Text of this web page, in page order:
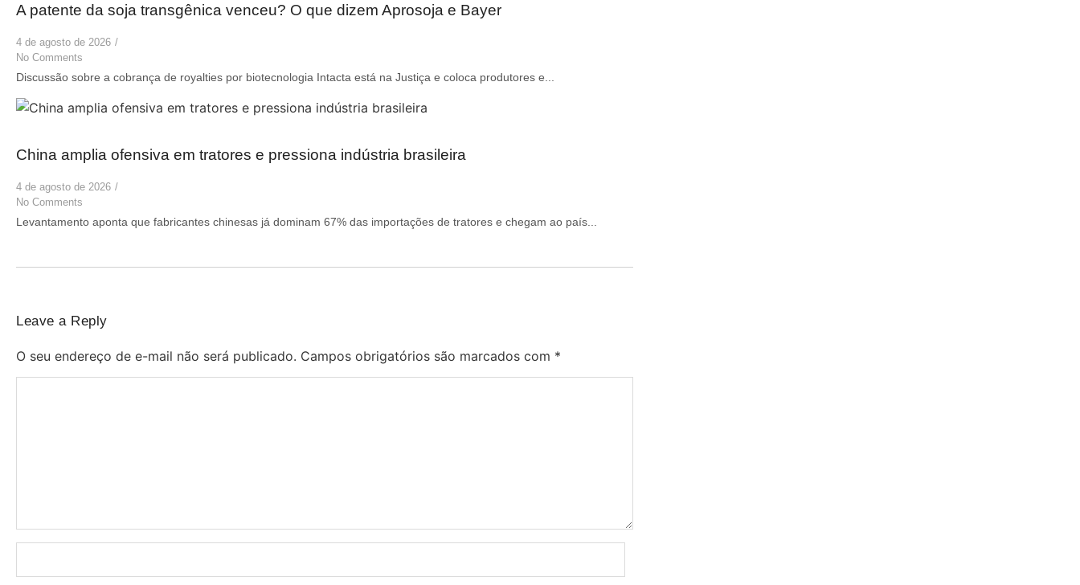
A patente da soja transgênica venceu? O que dizem Aprosoja e Bayer
4 de agosto de 2026 /
No Comments
Discussão sobre a cobrança de royalties por biotecnologia Intacta está na Justiça e coloca produtores e...
China amplia ofensiva em tratores e pressiona indústria brasileira
4 de agosto de 2026 /
No Comments
Levantamento aponta que fabricantes chinesas já dominam 67% das importações de tratores e chegam ao país...
Leave a Reply
O seu endereço de e-mail não será publicado. Campos obrigatórios são marcados com *